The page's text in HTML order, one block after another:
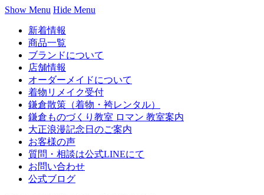
Show Menu Hide Menu
新着情報
商品一覧
ブランドについて
店舗情報
オーダーメイドについて
着物リメイク受付
鎌倉散策（着物・袴レンタル）
鎌倉ものづくり教室 ロマン 教室案内
大正浪漫記念日のご案内
お客様の声
質問・相談は公式LINEにて
お問い合わせ
公式ブログ